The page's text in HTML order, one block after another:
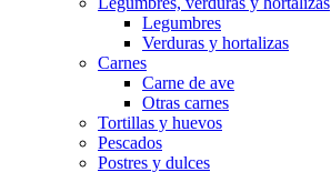
Legumbres
Verduras y hortalizas
Carnes
Carne de ave
Otras carnes
Tortillas y huevos
Pescados
Postres y dulces